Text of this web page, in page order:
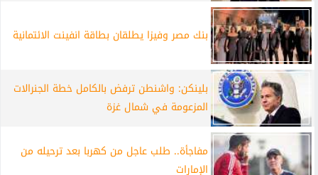
بنك مصر وفيزا يطلقان بطاقة انفينت الائتمانية
بلينكن: واشنطن ترفض بالكامل خطة الجنرالات
المزعومة في شمال غزة
مفاجأة.. طلب عاجل من كهربا بعد ترحيله من
الإمارات